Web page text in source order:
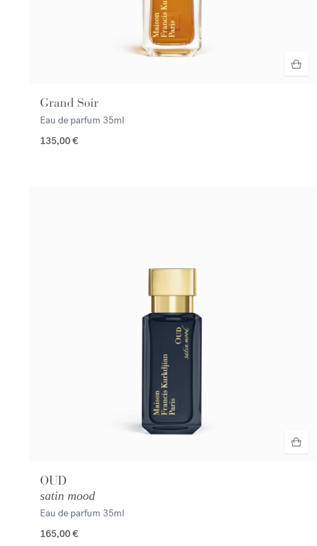
Grand Soir
Eau de parfum 35ml
135,00 €
OUD
satin mood
Eau de parfum 35ml
165,00 €